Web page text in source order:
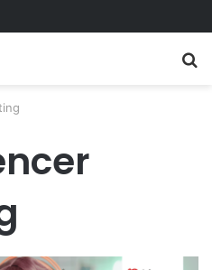
Pakai AI Tanpa Pusing